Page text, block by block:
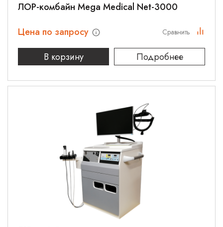
ЛОР-комбайн Mega Medical Net-3000
Цена по запросу
В корзину
Подробнее
Сравнить